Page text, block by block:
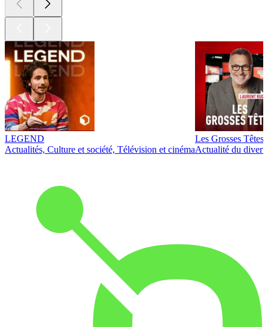
LEGEND
Actualités, Culture et société, Télévision et cinéma
Les Grosses Têtes
Actualité du